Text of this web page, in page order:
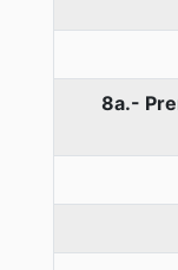
8a.-